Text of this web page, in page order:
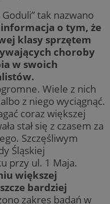
tak nazwano
informacja o tym, że
klasy sprzętem
choroby
w swoich
Wiele z nich
z niego wyciągnąć.
coraz większej
stał się z czasem za
Szczęśliwym
Śląskiej
przy ul. 1 Maja.
większej
bardziej
zakres badań w